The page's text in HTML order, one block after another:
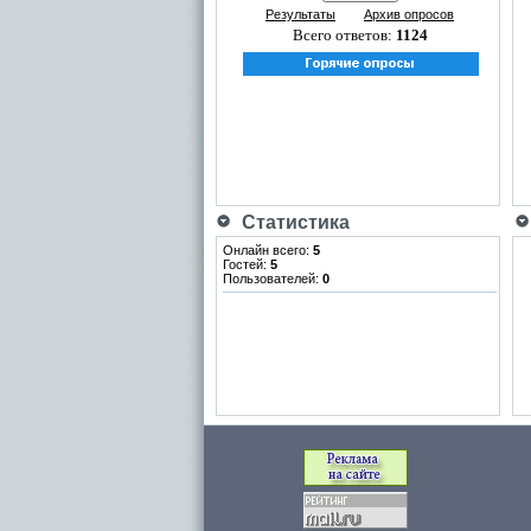
Результаты Архив опросов
Всего ответов: 1124
Статистика
Онлайн всего: 5
Гостей: 5
Пользователей: 0